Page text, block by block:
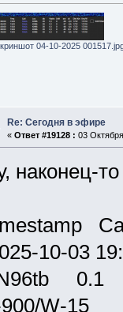
04-10-2025
Re: Сегодня в эфире
« Ответ #19128 : 03
наконец-
10-
W-15